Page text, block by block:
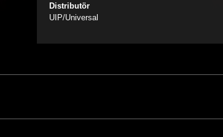
Distributör
UIP/Universal